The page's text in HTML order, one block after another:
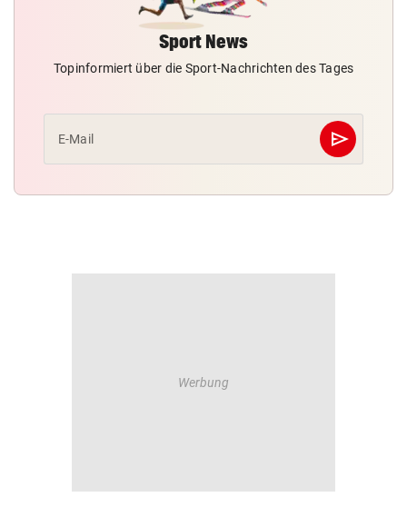
Sport News
Topinformiert über die Sport-Nachrichten des Tages
E-Mail send
Abschicken